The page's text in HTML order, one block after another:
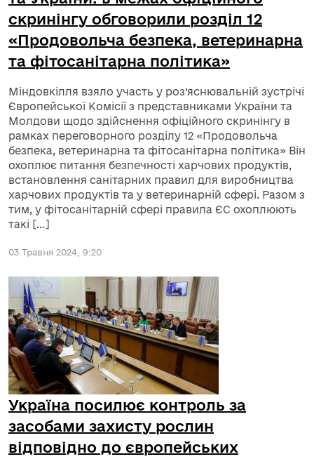
скринінгу обговорили розділ 12
«Продовольча безпека, ветеринарна
та фітосанітарна політика»
Міндовкілля взяло участь у роз’яснювальній зустрічі
Європейської Комісії з представниками України та
Молдови щодо здійснення офіційного скринінгу в
рамках переговорного розділу 12 «Продовольча
безпека, ветеринарна та фітосанітарна політика» Він
охоплює питання безпечності харчових продуктів,
встановлення санітарних правил для виробництва
харчових продуктів та у ветеринарній сфері. Разом з
тим, у фітосанітарній сфері правила ЄС охоплюють
такі […]
03 Травня 2024, 9:20
Україна посилює контроль за
засобами захисту рослин
відповідно до європейських